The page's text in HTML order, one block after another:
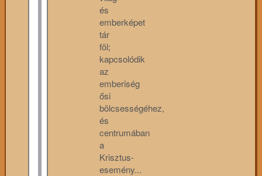
és
emberképet
tár
föl;
kapcsolódik
az
emberiség
ősi
bölcsességéhez,
és
centrumában
a
Krisztus-
esemény...